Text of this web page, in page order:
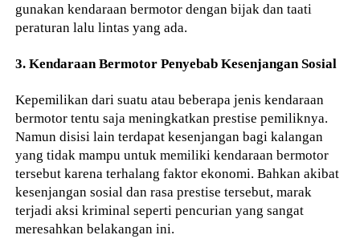
gunakan kendaraan bermotor dengan bijak dan taati
peraturan lalu lintas yang ada.
3. Kendaraan Bermotor Penyebab Kesenjangan Sosial
Kepemilikan dari suatu atau beberapa jenis kendaraan
bermotor tentu saja meningkatkan prestise pemiliknya.
Namun disisi lain terdapat kesenjangan bagi kalangan
yang tidak mampu untuk memiliki kendaraan bermotor
tersebut karena terhalang faktor ekonomi. Bahkan akibat
kesenjangan sosial dan rasa prestise tersebut, marak
terjadi aksi kriminal seperti pencurian yang sangat
meresahkan belakangan ini.